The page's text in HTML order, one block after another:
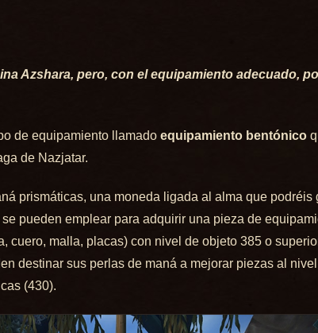
Azshara, pero, con el equipamiento adecuado,
de equipamiento llamado equipamiento bentónico
de Nazjatar.
prismáticas, una moneda ligada al alma que podréis
pueden emplear para adquirir una pieza de
malla, placas) con nivel de objeto 385 o
destinar sus perlas de maná a mejorar piezas al
(430).